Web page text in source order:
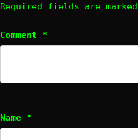
Required fields are marked
Comment *
Name *